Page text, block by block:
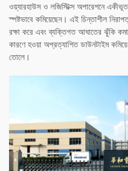
ওয়্যারহাউস ও লজিস্টিক্স অপারেশনে
স্পষ্টভাবে কমিয়েছেন। এই চিন্তাশীল
রক্ষা করে এবং ব্যক্তিগত আঘাতের ঝুঁকি
কারণে হওয়া অপ্রত্যাশিত ডাউনটাইম
তোলে।